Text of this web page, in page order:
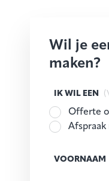
Wil je
maken?
IK WIL EEN
Offerte
Afspraak
VOORNAAM